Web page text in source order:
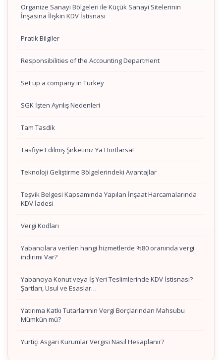
Organize Sanayi Bölgeleri ile Küçük Sanayi Sitelerinin
İnşasına İlişkin KDV İstisnası
Pratik Bilgiler
Responsibilities of the Accounting Department
Set up a company in Turkey
SGK İşten Ayrılış Nedenleri
Tam Tasdik
Tasfiye Edilmiş Şirketiniz Ya Hortlarsa!
Teknoloji Geliştirme Bölgelerindeki Avantajlar
Teşvik Belgesi Kapsamında Yapılan İnşaat Harcamalarında
KDV İadesi
Vergi Kodları
Yabancılara verilen hangi hizmetlerde %80 oranında vergi
indirimi Var?
Yabancıya Konut veya İş Yeri Teslimlerinde KDV İstisnası?
Şartları, Usul ve Esaslar…
Yatırıma Katkı Tutarlarının Vergi Borçlarından Mahsubu
Mümkün mü?
Yurtiçi Asgari Kurumlar Vergisi Nasıl Hesaplanır?